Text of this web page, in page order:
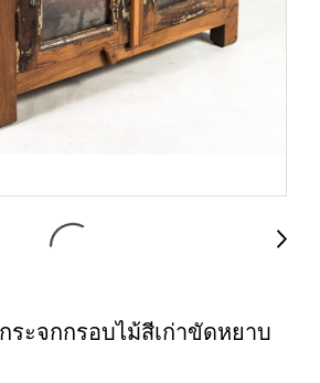
ระจกกรอบไม้สีเก่าขัดหยาบ